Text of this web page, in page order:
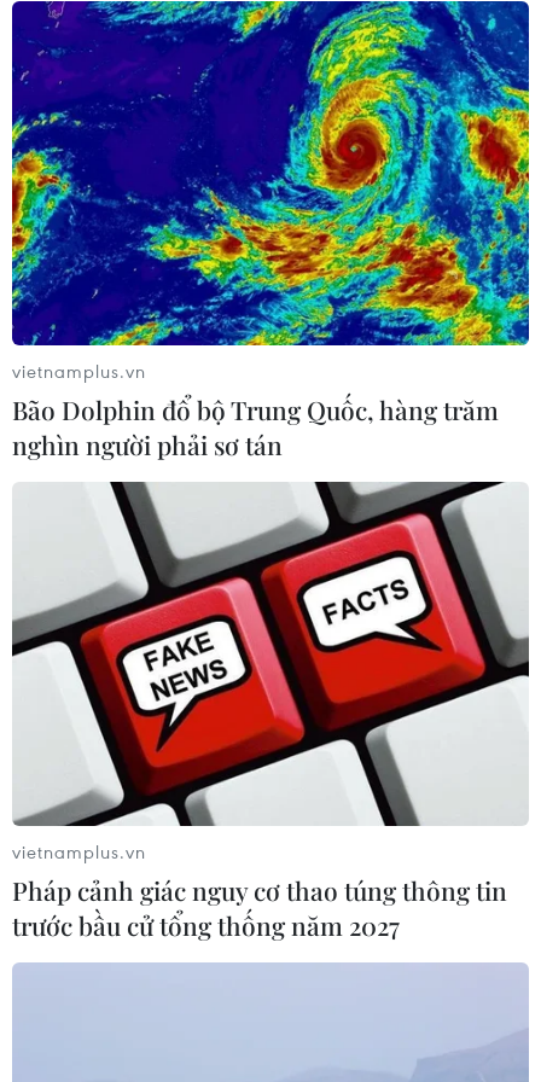
Giá vàng tăng phiên thứ tư liên tiếp,
chạm mức cao nhất trong 7 tuần
06/08/2026 08:36
Xăng dầu trong nước đồng loạt giảm,
E10RON95-III xuống còn 22.324
đồng/lít
06/08/2026 08:07
Kim ngạch thương mại
song phương giữa hai nước Việt Nam
và Thái Lan
06/08/2026 06:24
Sản lượng vàng của Trung Quốc
giảm trong nửa đầu năm 2026
06/08/2026 03:41
Giá vàng trong nước tiếp tục tăng,
SJC lên ngưỡng 143,3 triệu đồng mỗi
vietnamplus.vn
Bão Dolphin đổ bộ Trung Quốc, hàng trăm
nghìn người phải sơ tán
vietnamplus.vn
Pháp cảnh giác nguy cơ thao túng thông tin
trước bầu cử tổng thống năm 2027